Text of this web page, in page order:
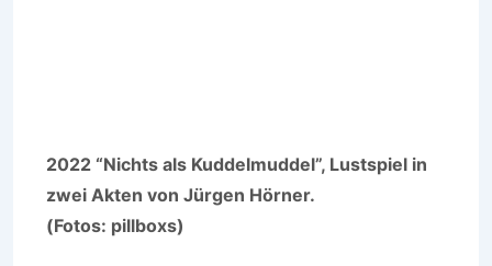
2022 “Nichts als Kuddelmuddel”, Lustspiel in
zwei Akten von Jürgen Hörner.
(Fotos: pillboxs)